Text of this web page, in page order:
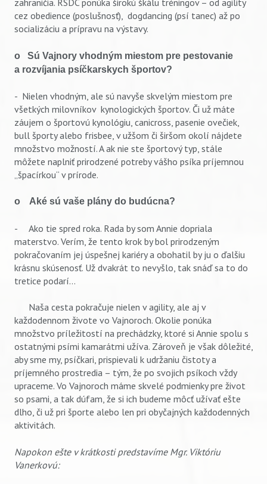
zahraničia. RSDC ponúka širokú škálu tréningov – od agility
cez obedience (poslušnosť), dogdancing (psí tanec) až po
socializáciu a prípravu na výstavy.
o Sú Vajnory vhodným miestom pre pestovanie
a rozvíjania psíčkarskych športov?
- Nielen vhodným, ale sú navyše skvelým miestom pre
všetkých milovníkov kynologických športov. Či už máte
záujem o športovú kynológiu, canicross, pasenie ovečiek,
bull športy alebo frisbee, v užšom či širšom okolí nájdete
množstvo možností. A ak nie ste športový typ, stále
môžete naplniť prirodzené potreby vášho psíka príjemnou
„špacírkou“ v prírode.
o Aké sú vaše plány do budúcna?
- Ako tie spred roka. Rada by som Annie dopriala
materstvo. Verím, že tento krok by bol prirodzeným
pokračovaním jej úspešnej kariéry a obohatil by ju o ďalšiu
krásnu skúsenosť. Už dvakrát to nevyšlo, tak snáď sa to do
tretice podarí...
Naša cesta pokračuje nielen v agility, ale aj v
každodennom živote vo Vajnoroch. Okolie ponúka
množstvo príležitostí na prechádzky, ktoré si Annie spolu s
ostatnými psími kamarátmi užíva. Zároveň je však dôležité,
aby sme my, psíčkari, prispievali k udržaniu čistoty a
príjemného prostredia – tým, že po svojich psíkoch vždy
upraceme. Vo Vajnoroch máme skvelé podmienky pre život
so psami, a tak dúfam, že si ich budeme môcť užívať ešte
dlho, či už pri športe alebo len pri obyčajných každodenných
aktivitách.
Napokon ešte v krátkosti predstavíme Mgr. Viktóriu
Vanerkovú: